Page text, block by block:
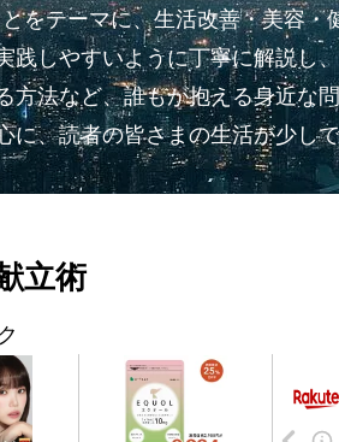
をテーマに、生活改善・美容
しやすいように丁寧に解説し
法など、誰もが抱える身近な
、読者の皆さまの生活が少し
立術